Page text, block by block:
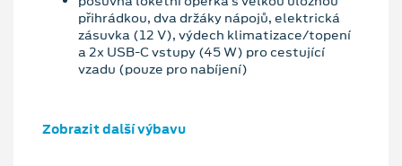
přihrádkou, dva držáky nápojů, elektrická
zásuvka (12 V), výdech klimatizace/topení
a 2x USB-C vstupy (45 W) pro cestující
vzadu (pouze pro nabíjení)
Zobrazit další výbavu